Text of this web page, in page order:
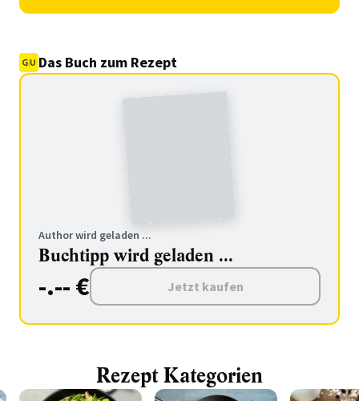
Das Buch zum Rezept
Author wird geladen ...
Buchtipp wird geladen ...
-.-- € Jetzt kaufen
Rezept Kategorien